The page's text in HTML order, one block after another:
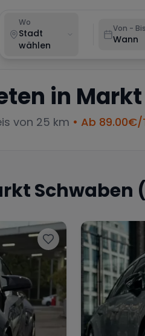
Wo
Stadt
wählen
Von - Bis
Wann
in
von 25 km • Ab 89.00€/
Schwaben